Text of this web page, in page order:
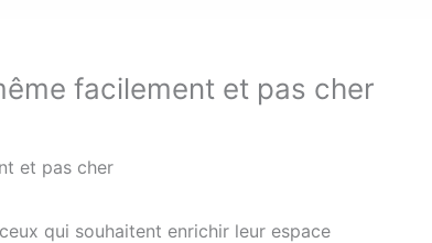
facilement et pas cher
et pas cher
qui souhaitent enrichir leur espace